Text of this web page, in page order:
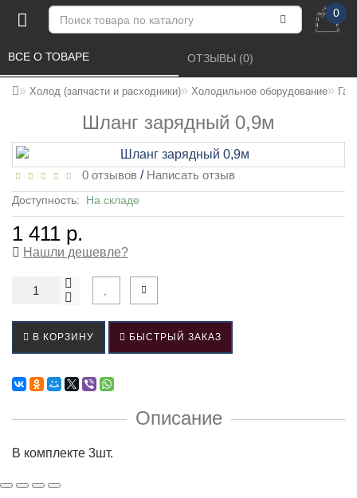
0
Холод (запчасти и расходники) Холодильное оборудование
Шланг зарядный 0,9м
ВСЕ О ТОВАРЕ ОТЗЫВЫ (0)
0 отзывов / Написать отзыв
Доступность: На складе
1 411 р.
Нашли дешевле?
В КОРЗИНУ БЫСТРЫЙ ЗАКАЗ
Описание
В комплекте 3шт.